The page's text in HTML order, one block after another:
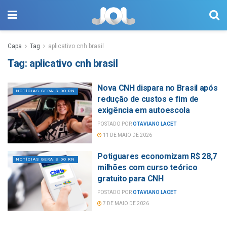
Capa Tag aplicativo cnh brasil
Tag: aplicativo cnh brasil
NOTÍCIAS GERAIS DO RN
Nova CNH dispara no Brasil após
redução de custos e fim de
exigência em autoescola
POSTADO POROTAVIANO LACET
11 DE MAIO DE 2026
NOTÍCIAS GERAIS DO RN
Potiguares economizam R$ 28,7
milhões com curso teórico
gratuito para CNH
POSTADO POROTAVIANO LACET
7 DE MAIO DE 2026